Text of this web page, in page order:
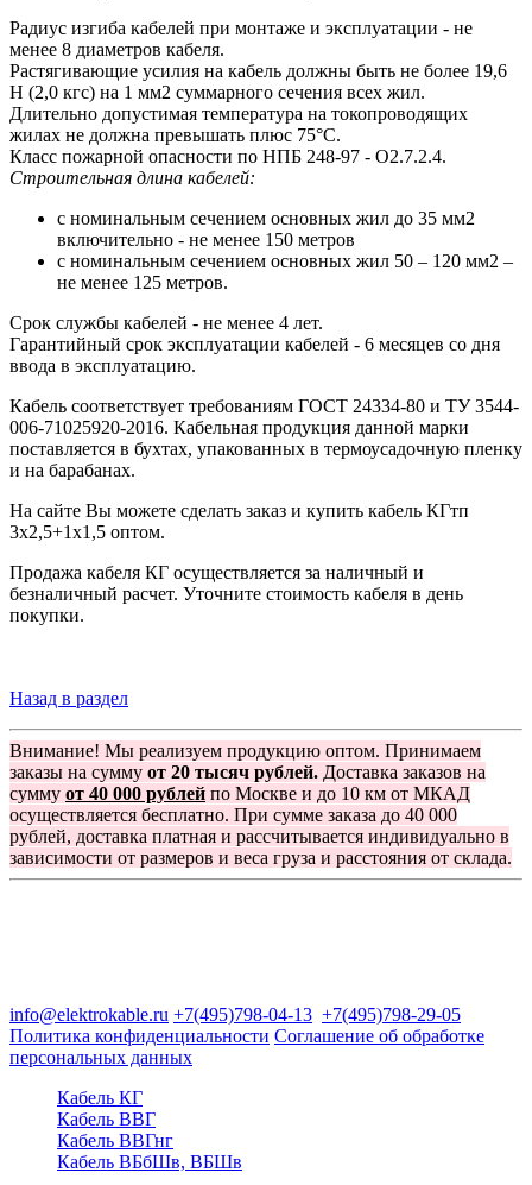
Радиус изгиба кабелей при монтаже и эксплуатации - не
менее 8 диаметров кабеля.
Растягивающие усилия на кабель должны быть не более 19,6
Н (2,0 кгс) на 1 мм2 суммарного сечения всех жил.
Длительно допустимая температура на токопроводящих
жилах не должна превышать плюс 75°С.
Класс пожарной опасности по НПБ 248-97 - О2.7.2.4.
Строительная длина кабелей:
с номинальным сечением основных жил до 35 мм2
включительно - не менее 150 метров
с номинальным сечением основных жил 50 – 120 мм2 –
не менее 125 метров.
Срок службы кабелей - не менее 4 лет.
Гарантийный срок эксплуатации кабелей - 6 месяцев со дня
ввода в эксплуатацию.
Кабель соответствует требованиям ГОСТ 24334-80 и ТУ 3544-
006-71025920-2016. Кабельная продукция данной марки
поставляется в бухтах, упакованных в термоусадочную пленку
и на барабанах.
На сайте Вы можете сделать заказ и купить кабель КГтп
3х2,5+1х1,5 оптом.
Продажа кабеля КГ осуществляется за наличный и
безналичный расчет. Уточните стоимость кабеля в день
покупки.
Назад в раздел
Внимание! Мы реализуем продукцию оптом. Принимаем
заказы на сумму от 20 тысяч рублей. Доставка заказов на
сумму от 40 000 рублей по Москве и до 10 км от МКАД
осуществляется бесплатно. При сумме заказа до 40 000
рублей, доставка платная и рассчитывается индивидуально в
зависимости от размеров и веса груза и расстояния от склада.
info@elektrokable.ru +7(495)798-04-13 +7(495)798-29-05
Политика конфиденциальности Соглашение об обработке
персональных данных
Кабель КГ
Кабель ВВГ
Кабель ВВГнг
Кабель ВБбШв, ВБШв